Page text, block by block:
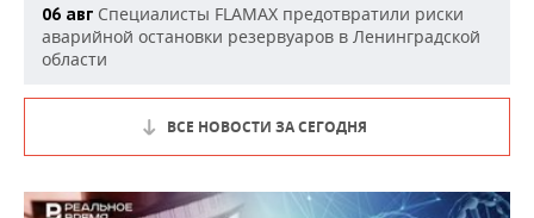
06 авг Специалисты FLAMAX предотвратили риски
аварийной остановки резервуаров в Ленинградской
области
ВСЕ НОВОСТИ ЗА СЕГОДНЯ